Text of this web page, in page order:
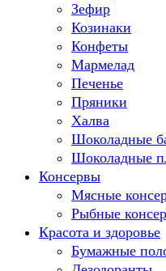
Зефир
Козинаки
Конфеты
Мармелад
Печенье
Пряники
Халва
Шоколадные
Шоколадные
Консервы
Мясные
Рыбные
Красота и здоровье
Бумажные